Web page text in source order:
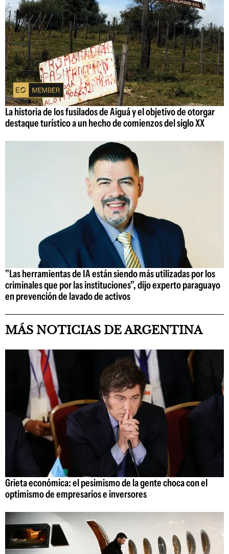
La historia de los fusilados de Aiguá y el objetivo de otorgar
destaque turístico a un hecho de comienzos del siglo XX
"Las herramientas de IA están siendo más utilizadas por los
criminales que por las instituciones", dijo experto paraguayo
en prevención de lavado de activos
MÁS NOTICIAS DE ARGENTINA
Grieta económica: el pesimismo de la gente choca con el
optimismo de empresarios e inversores